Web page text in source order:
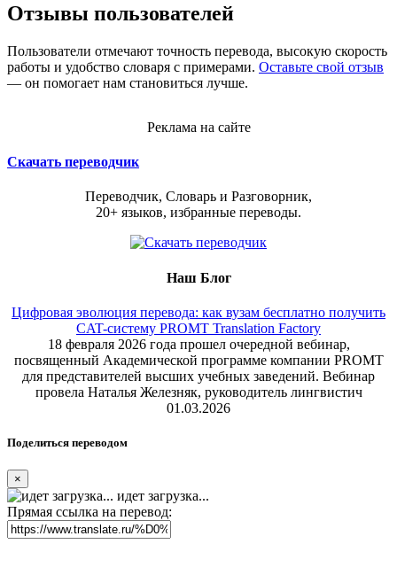
Отзывы пользователей
Пользователи отмечают точность перевода, высокую скорость
работы и удобство словаря с примерами. Оставьте свой отзыв
— он помогает нам становиться лучше.
Реклама на сайте
Скачать переводчик
Переводчик, Словарь и Разговорник,
20+ языков, избранные переводы.
Наш Блог
Цифровая эволюция перевода: как вузам бесплатно получить
CAT-систему PROMT Translation Factory
18 февраля 2026 года прошел очередной вебинар,
посвященный Академической программе компании PROMT
для представителей высших учебных заведений. Вебинар
провела Наталья Железняк, руководитель лингвистич
01.03.2026
Поделиться переводом
×
идет загрузка...
Прямая ссылка на перевод: